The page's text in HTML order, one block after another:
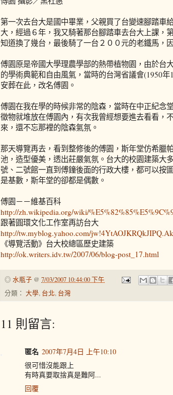
第一次去台大是國中畢業，父親買了台變速腳踏車
大，經過６年，我又騎著那台腳踏車去台大上課，
知道換了幾台，最後騎了一台２００元的老鐵馬，
傅園原是帝國大學理農學部的熱帶植物園，由於台
的學術典範和自由風氣，當時的台灣省議會(1950
安葬在此，改名傅園。
傅園在我在學的時候非常的陰森，當時在中正紀念
徵物就堆放在傅園內，有次我曾經想要進去看看，
來，還不忘那裡的陰森氣氛。
那天導覽再去，看到整修後的傅園，斯年堂仿希臘
池，造型優美，透出莊嚴氣氛。台大的校園建築大
號、二號館一直到傅鐘後面的行政大樓，都可以按
是基數，斯年堂的卻都是偶數。
傅園－－維基百科
http://zh.wikipedia.org/wiki/
跟著圓環文化工作室再訪台大
http://tw.myblog.yahoo.com/
《導覽活動》台大校總區歷史建築
http://ok.writers.idv.tw/2007/06/blog-post_17.html
◎ 水瓶子 @ 7/03/2007 10:44:00 下午
分類： 大學, 台北, 台灣
11 則留言:
匿名 2007年7月4日 上午10:10
很可惜沒能跟上
有時真要取捨真是難阿...
回覆